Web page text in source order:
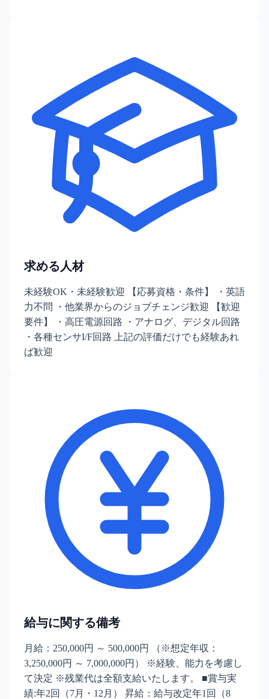
求める人材
未経験OK・未経験歓迎 【応募資格・条件】 ・英語
力不問 ・他業界からのジョブチェンジ歓迎 【歓迎
要件】 ・高圧電源回路 ・アナログ、デジタル回路
・各種センサI/F回路 上記の評価だけでも経験あれ
ば歓迎
給与に関する備考
月給：250,000円 ～ 500,000円 （※想定年収：
3,250,000円 ～ 7,000,000円） ※経験、能力を考慮し
て決定 ※残業代は全額支給いたします。 ■賞与実
績:年2回（7月・12月） 昇給：給与改定年1回（8